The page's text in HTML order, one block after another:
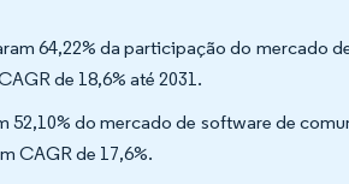
64,22% da participação do mercado
de 18,6% até 2031.
do mercado de software de
CAGR de 17,6%.